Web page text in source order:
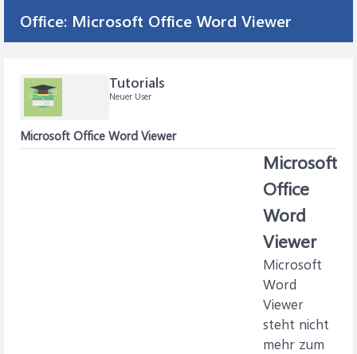
Office: Microsoft Office Word Viewer
Tutorials
Neuer User
Microsoft Office Word Viewer
Microsoft
Office
Word
Viewer
Microsoft
Word
Viewer
steht nicht
mehr zum